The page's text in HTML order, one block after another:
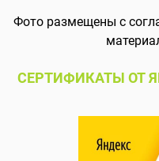
Фото размещены с
СЕРТИФИКАТЫ ОТ